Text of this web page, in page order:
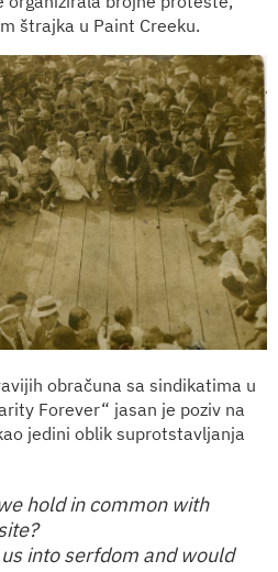
štrajka u Paint Creeku.
obračuna sa sindikatima u
Forever“ jasan je poziv na
jedini oblik suprotstavljanja
hold in common with
into serfdom and would